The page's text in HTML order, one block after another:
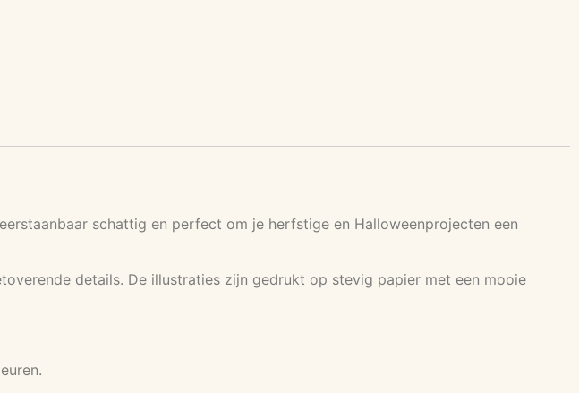
schattig en perfect om je herfstige en Halloweenprojecten een
details. De illustraties zijn gedrukt op stevig papier met een mooie